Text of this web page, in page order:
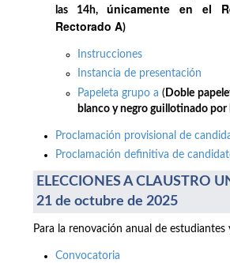
las 14h, únicamente en el
Rectorado A)
Instrucciones
Instancia de presentación
Papeleta grupo a( Doble
blanco y negro guillotinado por
Proclamación provisional de
Proclamación definitiva de
ELECCIONES A CLAUSTRO
21 de octubre de 2025
Para la renovación anual de
Convocatoria